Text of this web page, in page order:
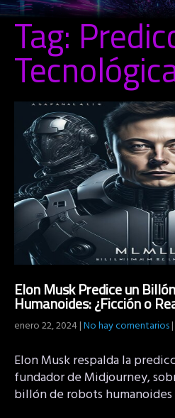
Tag:
Elon Musk Predice un
Humanoides: ¿Ficción o
enero 22, 2024|No hay comentarios|
Elon Musk respalda la
fundador de Midjourney,
billón de robots